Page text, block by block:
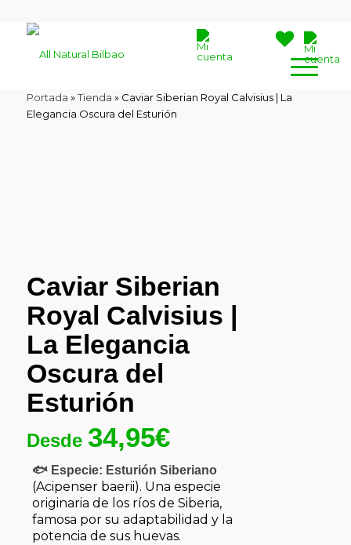
Portada »Tienda » Caviar Siberian Royal Calvisius | La
Elegancia Oscura del Esturión
Caviar Siberian
Royal Calvisius |
La Elegancia
Oscura del
Esturión
Desde 34,95€
🐟 Especie: Esturión Siberiano
(Acipenser baerii). Una especie
originaria de los ríos de Siberia,
famosa por su adaptabilidad y la
potencia de sus huevas.